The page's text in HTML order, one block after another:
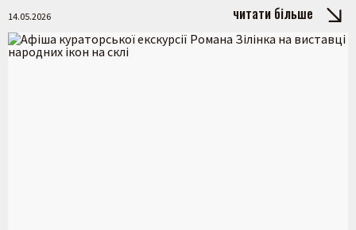
14.05.2026 читати більше